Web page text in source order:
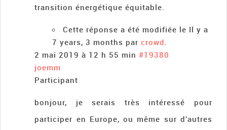
transition énergétique équitable.
Cette réponse a été modifiée le Il y a
7 years, 3 months parcrowd.
2 mai 2019 à 12 h 55 min #19380
joemm
Participant
bonjour, je serais très intéressé pour
participer en Europe, ou même sur d’autres